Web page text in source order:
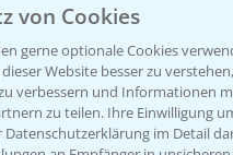
auf WhatsApp
+49 (0)174 346 564 1
von Cookies
gerne optionale Cookies
Website besser zu
verbessern und Informationen
zu teilen. Ihre Einwilligung
Datenschutzerklärung im Detail